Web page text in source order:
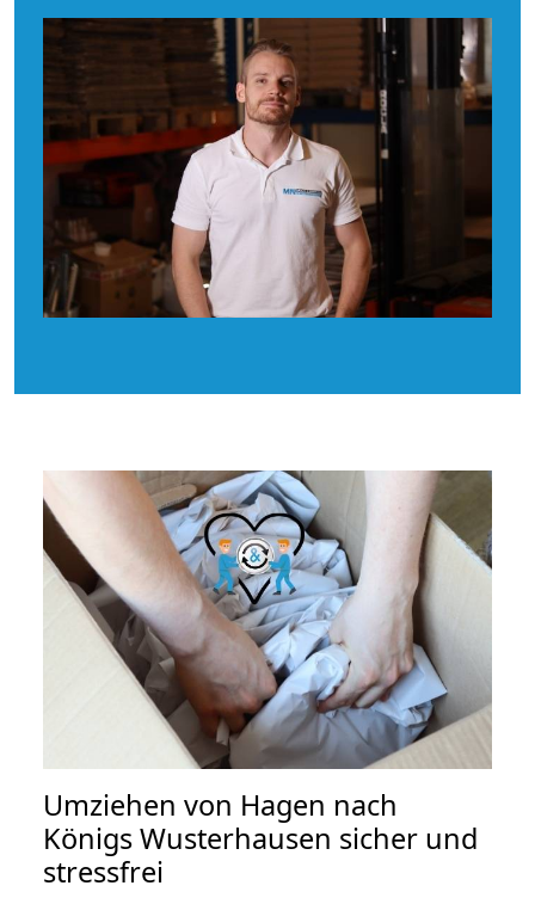
Umziehen von Hagen nach
Königs Wusterhausen sicher und
stressfrei